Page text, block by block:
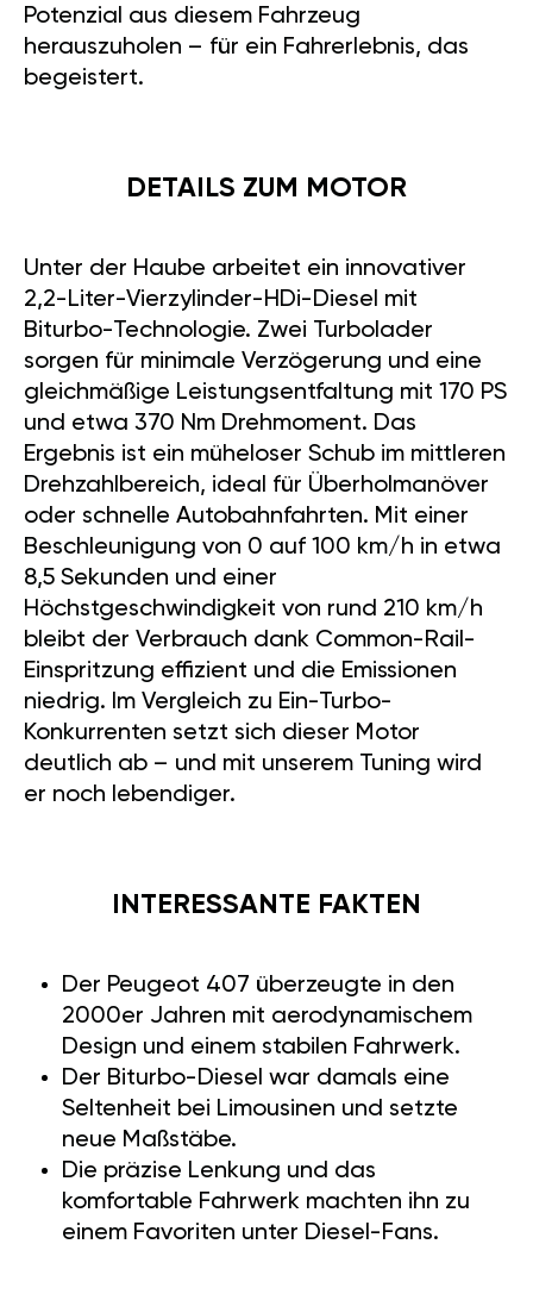
Potenzial aus diesem Fahrzeug
herauszuholen – für ein Fahrerlebnis, das
begeistert.
DETAILS ZUM MOTOR
Unter der Haube arbeitet ein innovativer
2,2-Liter-Vierzylinder-HDi-Diesel mit
Biturbo-Technologie. Zwei Turbolader
sorgen für minimale Verzögerung und eine
gleichmäßige Leistungsentfaltung mit 170 PS
und etwa 370 Nm Drehmoment. Das
Ergebnis ist ein müheloser Schub im mittleren
Drehzahlbereich, ideal für Überholmanöver
oder schnelle Autobahnfahrten. Mit einer
Beschleunigung von 0 auf 100 km/h in etwa
8,5 Sekunden und einer
Höchstgeschwindigkeit von rund 210 km/h
bleibt der Verbrauch dank Common-Rail-
Einspritzung effizient und die Emissionen
niedrig. Im Vergleich zu Ein-Turbo-
Konkurrenten setzt sich dieser Motor
deutlich ab – und mit unserem Tuning wird
er noch lebendiger.
INTERESSANTE FAKTEN
Der Peugeot 407 überzeugte in den
2000er Jahren mit aerodynamischem
Design und einem stabilen Fahrwerk.
Der Biturbo-Diesel war damals eine
Seltenheit bei Limousinen und setzte
neue Maßstäbe.
Die präzise Lenkung und das
komfortable Fahrwerk machten ihn zu
einem Favoriten unter Diesel-Fans.